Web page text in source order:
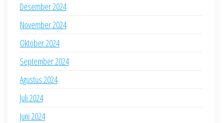
Desember 2024
November 2024
Oktober 2024
September 2024
Agustus 2024
Juli 2024
Juni 2024